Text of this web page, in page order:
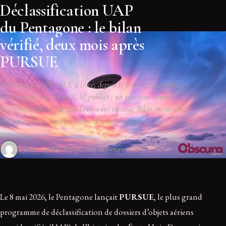
Déclassification UAP
du Pentagone : le bilan
vérifié, deux mois après
PURSUE
Le programme PURSUE a livré, depuis le 8 mai 2026, plusieurs
centaines de documents UAP publics ; un nouveau conseil
scientifique piloté par Avi Loeb a été installé. Bilan mesurable,
lecture critique, sans promesse de révélation.
Olivier 2 juillet 2026 7 min de lecture
Le 8 mai 2026, le Pentagone lançaitPURSUE, le plus grand
programme de déclassification de dossiers d’objets aériens